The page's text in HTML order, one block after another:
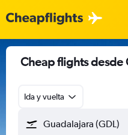
Cheap flights desde
Ida y vuelta
Guadalajara (GDL)